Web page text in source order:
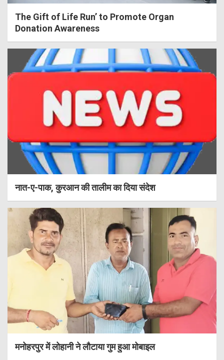
The Gift of Life Run’ to Promote Organ
Donation Awareness
नात-ए-पाक, कुरआन की तालीम का दिया संदेश
मनोहरपुर में लोहानी ने लौटाया गुम हुआ मोबाइल